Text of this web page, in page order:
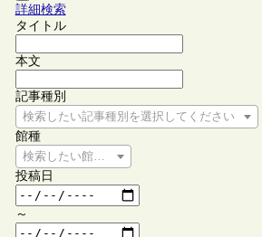
詳細検索
タイトル
本文
記事種別
検索したい記事種別を選択してください
館種
検索したい館種を選択してください
投稿日
～